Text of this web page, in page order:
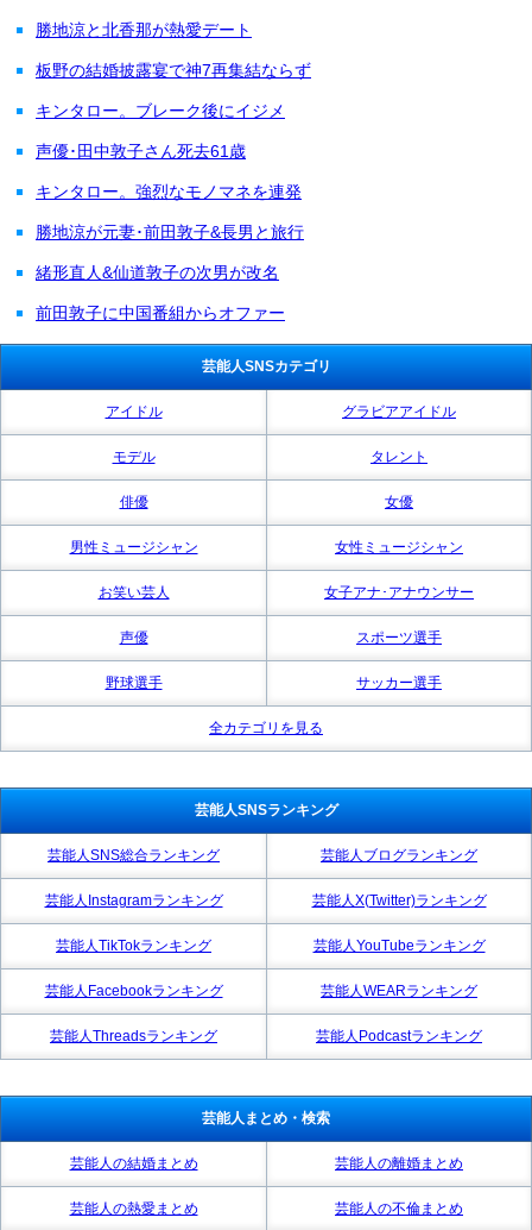
勝地涼と北香那が熱愛デート
板野の結婚披露宴で神7再集結ならず
キンタロー。ブレーク後にイジメ
声優･田中敦子さん死去61歳
キンタロー。強烈なモノマネを連発
勝地涼が元妻･前田敦子&長男と旅行
緒形直人&仙道敦子の次男が改名
前田敦子に中国番組からオファー
芸能人SNSカテゴリ
アイドル グラビアアイドル
モデル タレント
俳優 女優
男性ミュージシャン 女性ミュージシャン
お笑い芸人 女子アナ･アナウンサー
声優 スポーツ選手
野球選手 サッカー選手
全カテゴリを見る
芸能人SNSランキング
芸能人SNS総合ランキング 芸能人ブログランキング
芸能人Instagramランキング 芸能人X(Twitter)ランキング
芸能人TikTokランキング 芸能人YouTubeランキング
芸能人Facebookランキング 芸能人WEARランキング
芸能人Threadsランキング 芸能人Podcastランキング
芸能人まとめ・検索
芸能人の結婚まとめ 芸能人の離婚まとめ
芸能人の熱愛まとめ 芸能人の不倫まとめ